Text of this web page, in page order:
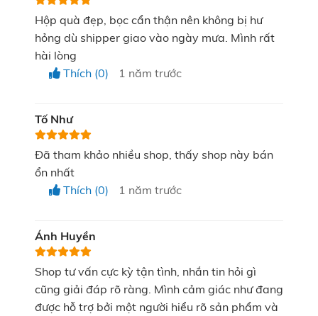
Tiết kiệm chi phí so với lựa chọn quà
Hộp quà đẹp, bọc cẩn thận nên không bị hư
hỏng dù shipper giao vào ngày mưa. Mình rất
hài lòng
Thích (0)
1 năm trước
Tố Như
Đã tham khảo nhiều shop, thấy shop này bán
ổn nhất
Thích (0)
1 năm trước
Ánh Huyền
Shop tư vấn cực kỳ tận tình, nhắn tin hỏi gì
cũng giải đáp rõ ràng. Mình cảm giác như đang
được hỗ trợ bởi một người hiểu rõ sản phẩm và